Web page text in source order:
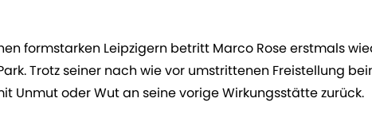
formstarken Leipzigern betritt Marco Rose erstmals
Trotz seiner nach wie vor umstrittenen Freistellung
Unmut oder Wut an seine vorige Wirkungsstätte zurück.